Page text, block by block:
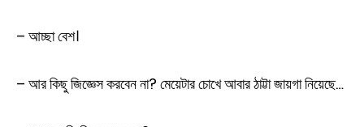
– আচ্ছা বেশ।
– আর কিছু জিজ্ঞেস করবেন না? মেয়েটার চোখে আবার ঠাট্টা জায়গা নিয়েছে…